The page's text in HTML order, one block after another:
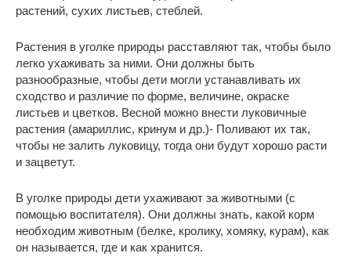
растений, сухих листьев, стеблей.
Растения в уголке природы расставляют так, чтобы было
легко ухаживать за ними. Они должны быть
разнообразные, чтобы дети могли устанавливать их
сходство и различие по форме, величине, окраске
листьев и цветков. Весной можно внести луковичные
растения (амариллис, кринум и др.)- Поливают их так,
чтобы не залить луковицу, тогда они будут хорошо расти
и зацветут.
В уголке природы дети ухаживают за животными (с
помощью воспитателя). Они должны знать, какой корм
необходим животным (белке, кролику, хомяку, курам), как
он называется, где и как хранится.